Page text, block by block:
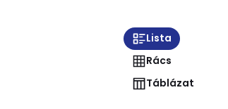
Lista
Rács
Táblázat